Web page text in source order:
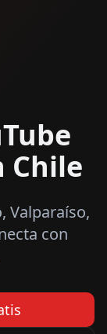
Chile
Valparaíso,
con